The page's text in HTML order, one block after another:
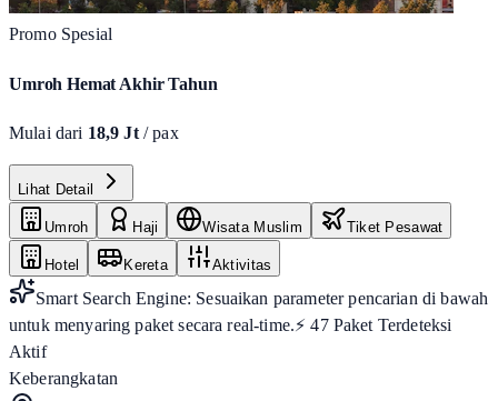
Promo Spesial
Umroh Hemat Akhir Tahun
Mulai dari 18,9 Jt/ pax
Lihat Detail
Umroh Haji Wisata Muslim Tiket Pesawat
Hotel Kereta Aktivitas
Smart Search Engine: Sesuaikan parameter pencarian di bawah
untuk menyaring paket secara real-time.⚡47Paket Terdeteksi
Aktif
Keberangkatan